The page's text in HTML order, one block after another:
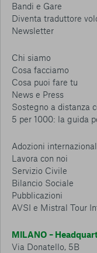
Bandi e Gare
Diventa traduttore
Newsletter
Chi siamo
Cosa facciamo
Cosa puoi fare tu
News e Press
Sostegno a distanza
5 per 1000: la guida
Adozioni
Lavora con noi
Servizio Civile
Bilancio Sociale
Pubblicazioni
AVSI e Mistral Tour
MILANO –
Via Donatello, 5B